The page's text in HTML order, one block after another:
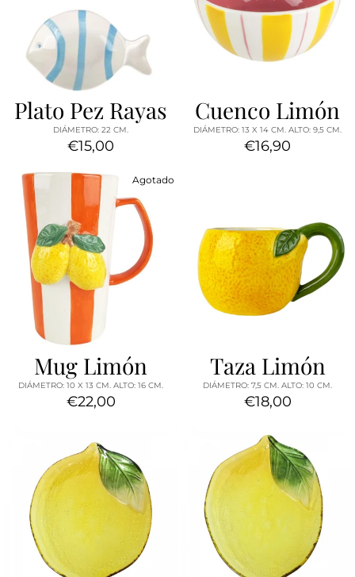
Plato Pez Rayas
DIÁMETRO: 22 CM.
€15,00
Cuenco Limón
DIÁMETRO: 13 X 14 CM. ALTO: 9,5 CM.
€16,90
Agotado
Mug Limón
DIÁMETRO: 10 X 13 CM. ALTO: 16 CM.
€22,00
Taza Limón
DIÁMETRO: 7,5 CM. ALTO: 10 CM.
€18,00